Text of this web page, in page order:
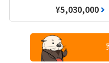
¥5,030,000